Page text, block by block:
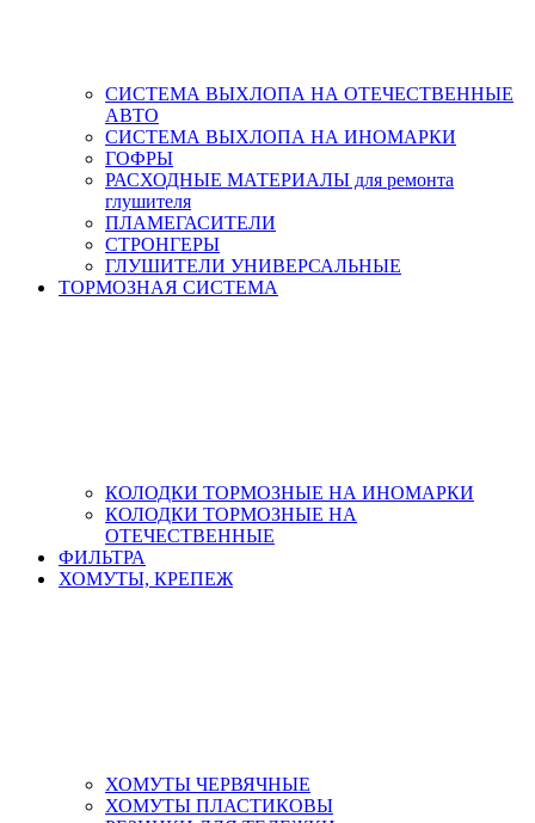
СИСТЕМА ВЫХЛОПА НА ОТЕЧЕСТВЕННЫЕ
АВТО
СИСТЕМА ВЫХЛОПА НА ИНОМАРКИ
ГОФРЫ
РАСХОДНЫЕ МАТЕРИАЛЫ для ремонта
глушителя
ПЛАМЕГАСИТЕЛИ
СТРОНГЕРЫ
ГЛУШИТЕЛИ УНИВЕРСАЛЬНЫЕ
ТОРМОЗНАЯ СИСТЕМА
КОЛОДКИ ТОРМОЗНЫЕ НА ИНОМАРКИ
КОЛОДКИ ТОРМОЗНЫЕ НА
ОТЕЧЕСТВЕННЫЕ
ФИЛЬТРА
ХОМУТЫ, КРЕПЕЖ
ХОМУТЫ ЧЕРВЯЧНЫЕ
ХОМУТЫ ПЛАСТИКОВЫ